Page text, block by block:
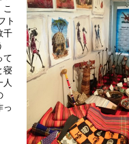
こ
ト
千
て
寝
人
っ